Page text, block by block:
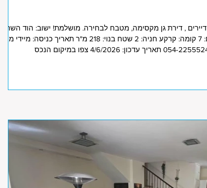
בשכונת גרינברג , בנין בוטיק של 4 דיירים , דירת גן מקסימה, מטבח לבחירה. מושלמת! ישוב: הוד השרון
אזור מגורים: מתחם גרינברג חדרים: 7 קומה: קרקע חניה: 2 שטח בנוי: 218 מ"ר תאריך כניסה: מיידי מחיר: